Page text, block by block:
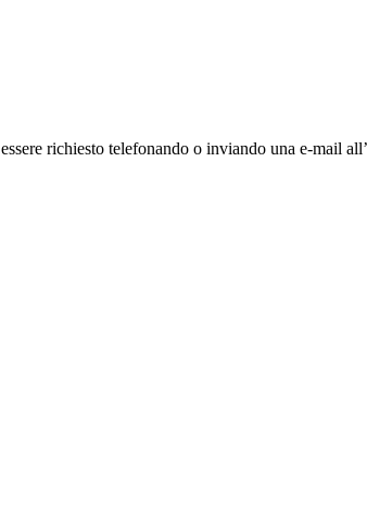
richiesto telefonando o inviando una e-mail